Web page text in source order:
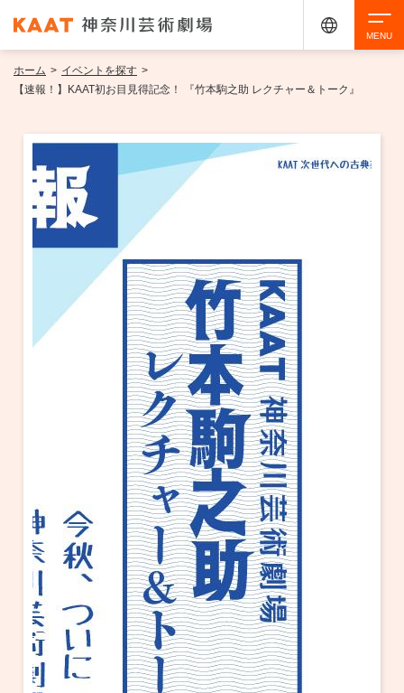
イベントを探す
・ イベント一覧
・ イベントカレンダー
ご来場案内
・ 館内サービス・アクセシビリティ
・ レストラン/カフェ
・ よくある質問
KAATについて
・ 芸術監督
・ 施設概要
・ フロアマップ
・ レストラン/カフェ
KAAT 神奈川芸術劇場
SNS
アクセシビリティ チケット購入 交通案内
ホーム > イベントを探す >
【速報！】KAAT初お目見得記念！ 『竹本駒之助 レクチャー＆トーク』